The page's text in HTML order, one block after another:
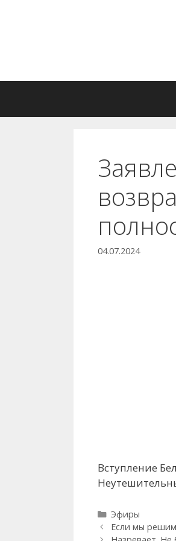
04.07.2024
Вступление
Рубрики
Эфиры
Если мы решим